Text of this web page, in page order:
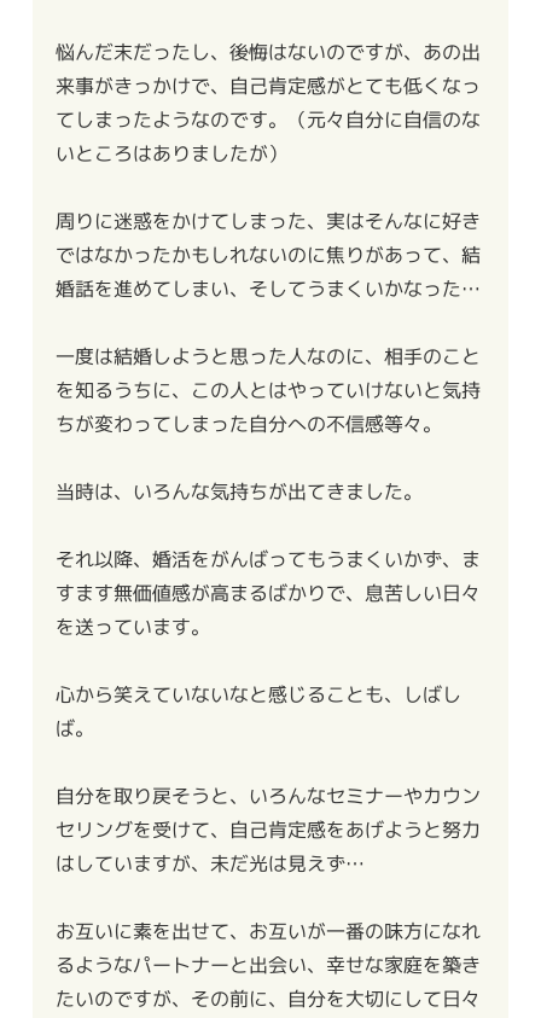
悩んだ末だったし、後悔はないのですが、あの出
来事がきっかけで、自己肯定感がとても低くなっ
てしまったようなのです。（元々自分に自信のな
いところはありましたが）
周りに迷惑をかけてしまった、実はそんなに好き
ではなかったかもしれないのに焦りがあって、結
婚話を進めてしまい、そしてうまくいかなった…
一度は結婚しようと思った人なのに、相手のこと
を知るうちに、この人とはやっていけないと気持
ちが変わってしまった自分への不信感等々。
当時は、いろんな気持ちが出てきました。
それ以降、婚活をがんばってもうまくいかず、ま
すます無価値感が高まるばかりで、息苦しい日々
を送っています。
心から笑えていないなと感じることも、しばし
ば。
自分を取り戻そうと、いろんなセミナーやカウン
セリングを受けて、自己肯定感をあげようと努力
はしていますが、未だ光は見えず…
お互いに素を出せて、お互いが一番の味方になれ
るようなパートナーと出会い、幸せな家庭を築き
たいのですが、その前に、自分を大切にして日々